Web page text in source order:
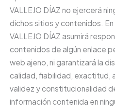
VALLEJO DÍAZ no ejercerá
dichos sitios y contenidos. En
VALLEJO DÍAZ asumirá
contenidos de algún enlace
web ajeno, ni garantizará la
calidad, fiabilidad, exactitud,
validez y constitucionalidad
información contenida en